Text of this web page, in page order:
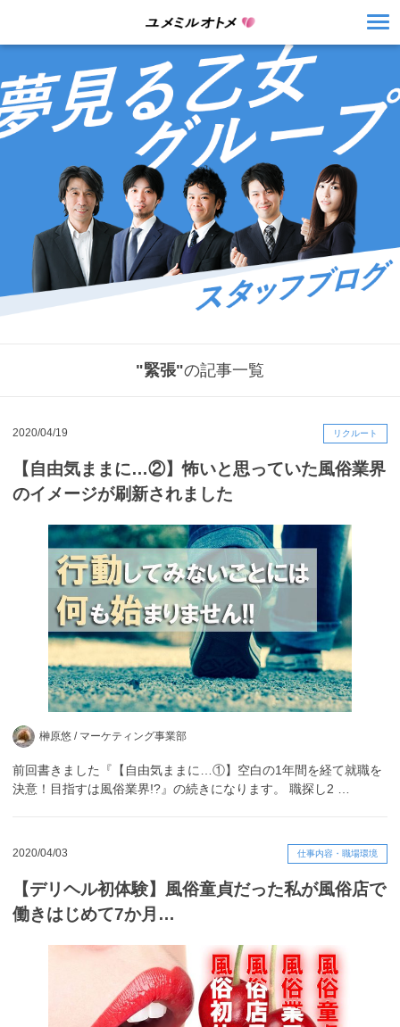
"緊張"の記事一覧
2020/04/19 リクルート
【自由気ままに…②】怖いと思っていた風俗業界
のイメージが刷新されました
榊原悠 / マーケティング事業部
前回書きました『【自由気ままに…①】空白の1年間を経て就職を
決意！目指すは風俗業界!?』の続きになります。 職探し2 …
2020/04/03 仕事内容・職場環境
【デリヘル初体験】風俗童貞だった私が風俗店で
働きはじめて7か月…